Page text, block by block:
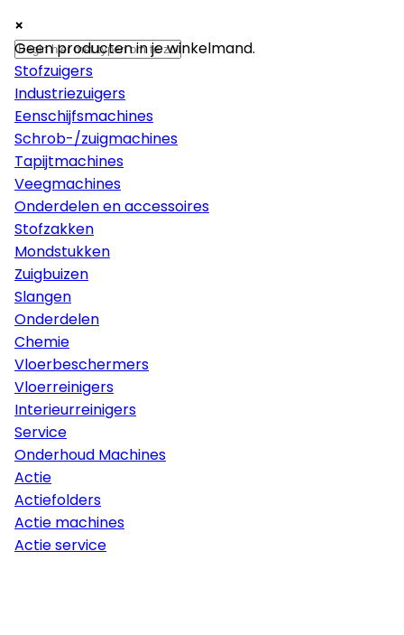
×
Machines
Stofzuigers
Industriezuigers
Eenschijfsmachines
Schrob-/zuigmachines
Tapijtmachines
Veegmachines
Onderdelen en accessoires
Stofzakken
Mondstukken
Zuigbuizen
Slangen
Onderdelen
Chemie
Vloerbeschermers
Vloerreinigers
Interieurreinigers
Service
Onderhoud Machines
Actie
Actiefolders
Actie machines
Actie service
×
×
Geen producten in je winkelmand.